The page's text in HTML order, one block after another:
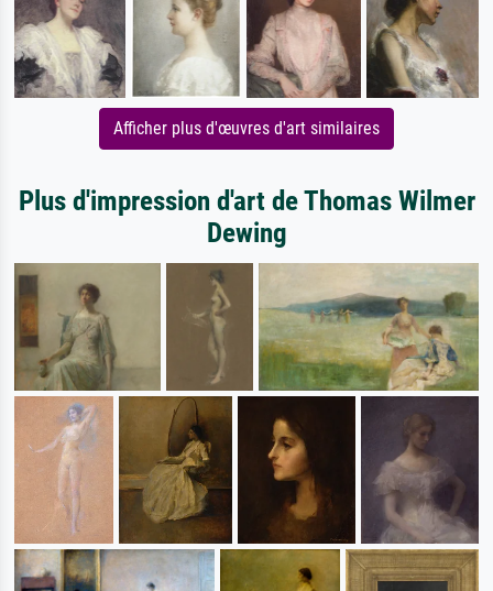
Afficher plus d'œuvres d'art similaires
Plus d'impression d'art de Thomas Wilmer
Dewing